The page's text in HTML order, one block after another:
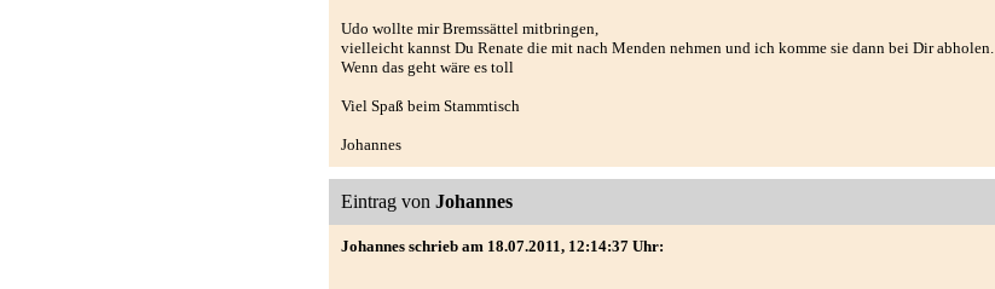
Udo wollte mir Bremssättel mitbringen,
vielleicht kannst Du Renate die mit nach Menden nehmen und ich komme sie dann bei Dir abholen.
Wenn das geht wäre es toll
Viel Spaß beim Stammtisch
Johannes
Eintrag von Johannes
Johannes schrieb am 18.07.2011, 12:14:37 Uhr: